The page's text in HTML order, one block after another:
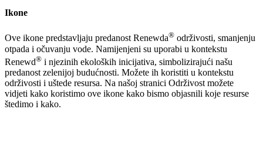
Ikone
Ove ikone predstavljaju predanost Renewda® održivosti, smanjenju
otpada i očuvanju vode. Namijenjeni su uporabi u kontekstu
Renewd® i njezinih ekoloških inicijativa, simbolizirajući našu
predanost zelenijoj budućnosti. Možete ih koristiti u kontekstu
održivosti i uštede resursa. Na našoj stranici Održivost možete
vidjeti kako koristimo ove ikone kako bismo objasnili koje resurse
štedimo i kako.